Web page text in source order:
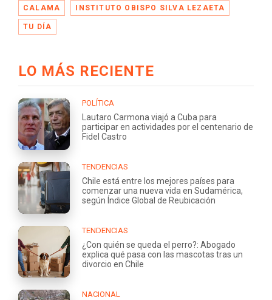
CALAMA INSTITUTO OBISPO SILVA LEZAETA
TU DÍA
LO MÁS RECIENTE
POLÍTICA
Lautaro Carmona viajó a Cuba para
participar en actividades por el centenario de
Fidel Castro
TENDENCIAS
Chile está entre los mejores países para
comenzar una nueva vida en Sudamérica,
según Índice Global de Reubicación
TENDENCIAS
¿Con quién se queda el perro?: Abogado
explica qué pasa con las mascotas tras un
divorcio en Chile
NACIONAL